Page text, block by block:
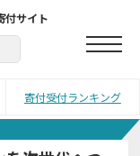
付サイト
寄付受付ランキング